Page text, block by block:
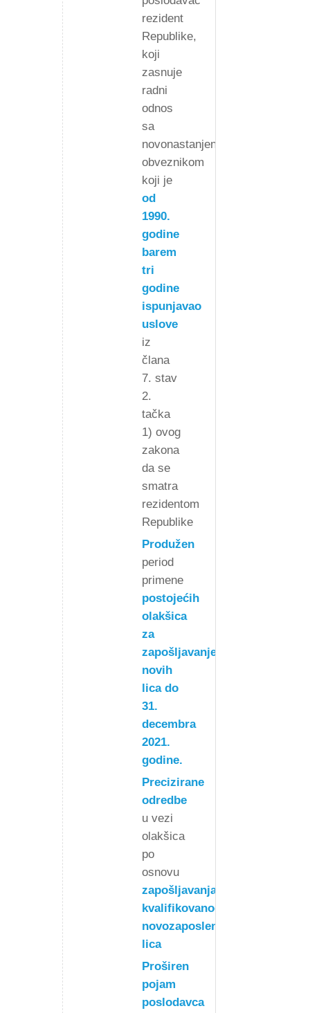
rezident
Republike,
koji
zasnuje
radni
odnos
sa
novonastanjenim
obveznikom
koji je
od
1990.
godine
barem
tri
godine
ispunjavao
uslove
iz
člana
7. stav
2.
tačka
1) ovog
zakona
da se
smatra
rezidentom
Republike
Produžen
period
primene
postojećih
olakšica
za
zapošljavanje
novih
lica do
31.
decembra
2021.
godine.
Precizirane
odredbe
u vezi
olakšica
po
osnovu
zapošljavanja
kvalifikovanog
novozaposlenog
lica
Proširen
pojam
poslodavca